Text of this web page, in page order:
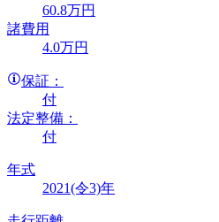
60.8万円
諸費用
4.0万円
保証：
付
法定整備：
付
年式
2021(令3)年